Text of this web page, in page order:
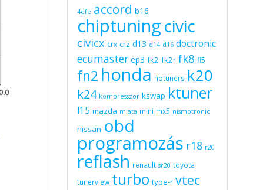
4efe accord b16
chiptuningcivic
civicx crx crz d13 d14 d16 doctronic
ecumaster ep3 fk2 fk2r fk8 fl5
fn2 honda hptuners k20
k24 kompresszor kswap ktuner
l15 mazda miata mini mx5 nismotronic
nissan obd
programozás r18 r20
reflash renault sr20 toyota
tunerview turbo type-r vtec